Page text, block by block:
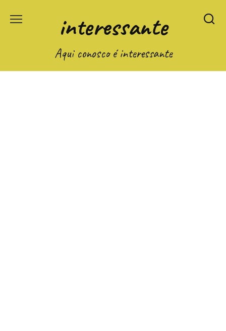
interessante
Aqui conosco é interessante